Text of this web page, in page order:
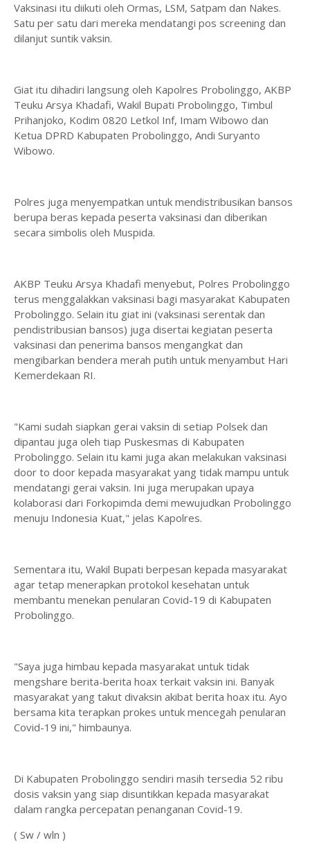
Vaksinasi itu diikuti oleh Ormas, LSM, Satpam dan Nakes.
Satu per satu dari mereka mendatangi pos screening dan
dilanjut suntik vaksin.
Giat itu dihadiri langsung oleh Kapolres Probolinggo, AKBP
Teuku Arsya Khadafi, Wakil Bupati Probolinggo, Timbul
Prihanjoko, Kodim 0820 Letkol Inf, Imam Wibowo dan
Ketua DPRD Kabupaten Probolinggo, Andi Suryanto
Wibowo.
Polres juga menyempatkan untuk mendistribusikan bansos
berupa beras kepada peserta vaksinasi dan diberikan
secara simbolis oleh Muspida.
AKBP Teuku Arsya Khadafi menyebut, Polres Probolinggo
terus menggalakkan vaksinasi bagi masyarakat Kabupaten
Probolinggo. Selain itu giat ini (vaksinasi serentak dan
pendistribusian bansos) juga disertai kegiatan peserta
vaksinasi dan penerima bansos mengangkat dan
mengibarkan bendera merah putih untuk menyambut Hari
Kemerdekaan RI.
"Kami sudah siapkan gerai vaksin di setiap Polsek dan
dipantau juga oleh tiap Puskesmas di Kabupaten
Probolinggo. Selain itu kami juga akan melakukan vaksinasi
door to door kepada masyarakat yang tidak mampu untuk
mendatangi gerai vaksin. Ini juga merupakan upaya
kolaborasi dari Forkopimda demi mewujudkan Probolinggo
menuju Indonesia Kuat," jelas Kapolres.
Sementara itu, Wakil Bupati berpesan kepada masyarakat
agar tetap menerapkan protokol kesehatan untuk
membantu menekan penularan Covid-19 di Kabupaten
Probolinggo.
"Saya juga himbau kepada masyarakat untuk tidak
mengshare berita-berita hoax terkait vaksin ini. Banyak
masyarakat yang takut divaksin akibat berita hoax itu. Ayo
bersama kita terapkan prokes untuk mencegah penularan
Covid-19 ini," himbaunya.
Di Kabupaten Probolinggo sendiri masih tersedia 52 ribu
dosis vaksin yang siap disuntikkan kepada masyarakat
dalam rangka percepatan penanganan Covid-19.
( Sw / wln )